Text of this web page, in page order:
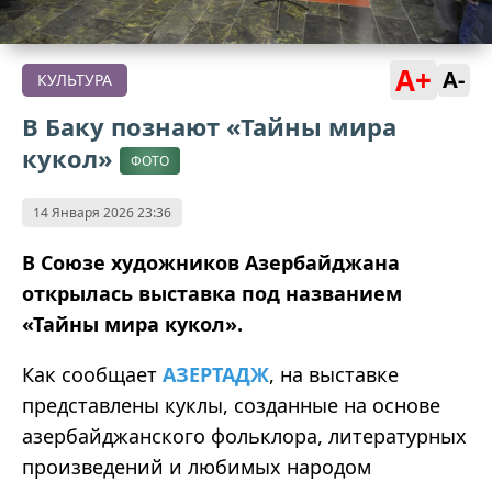
КУЛЬТУРА A+ A-
В Баку познают «Тайны мира
кукол»
ФОТО
14 Января 2026 23:36
В Союзе художников Азербайджана
открылась выставка под названием
«Тайны мира кукол».
Как сообщает АЗЕРТАДЖ, на выставке
представлены куклы, созданные на основе
азербайджанского фольклора, литературных
произведений и любимых народом